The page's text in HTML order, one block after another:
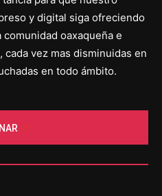
y digital siga ofreciendo
oaxaqueña e
vez mas disminuidas en
en todo ámbito.